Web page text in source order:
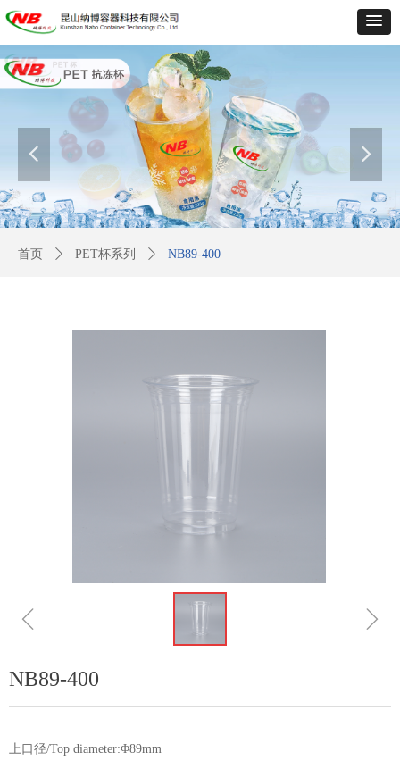
首页 ꄲ PET杯系列 ꄲ NB89-400
ꁆ ꁇ
NB89-400
上口径/Top diameter:Φ89mm
넳 넲